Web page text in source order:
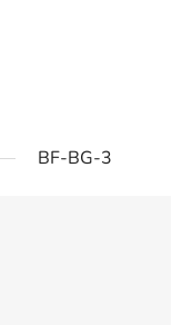
BF-BG-3